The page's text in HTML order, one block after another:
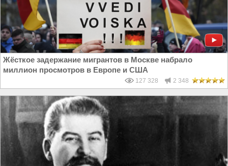
Жёсткое задержание мигрантов в Москве набрало
миллион просмотров в Европе и США
127 328 2 348